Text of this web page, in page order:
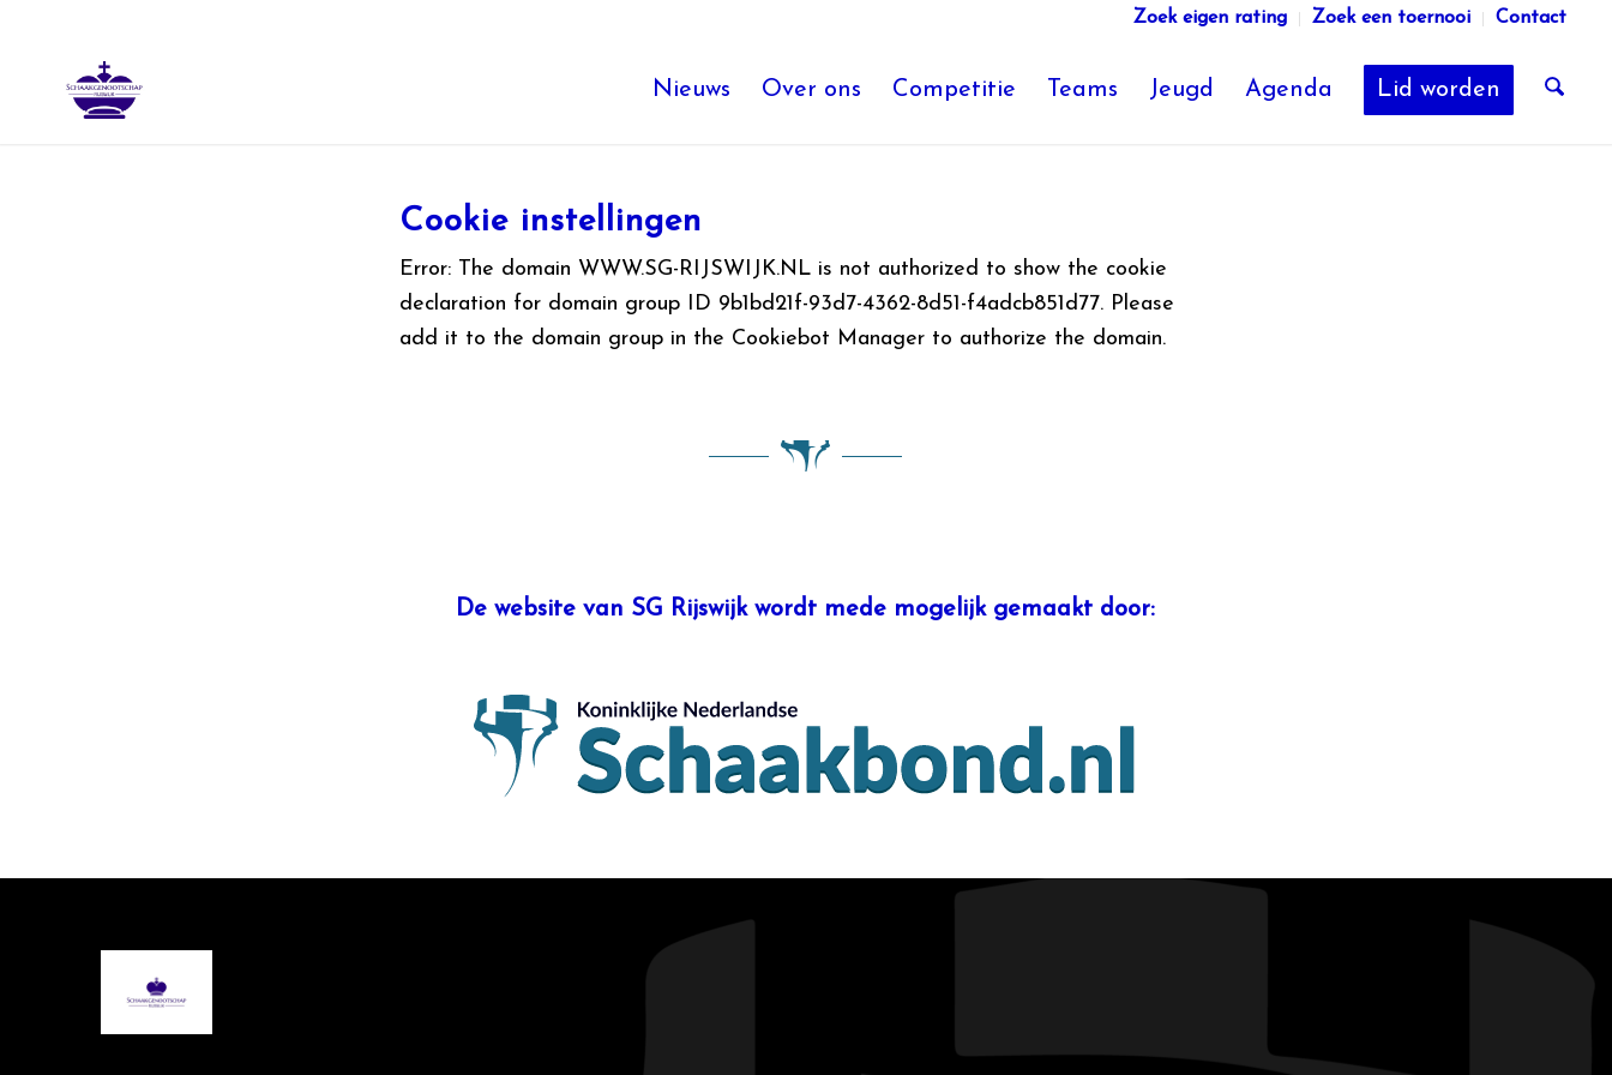
Zoek eigen rating Zoek een toernooi Contact
Nieuws Over ons Competitie Teams Jeugd Agenda Lid worden
Cookie instellingen
Error: The domain WWW.SG-RIJSWIJK.NL is not authorized to show the cookie
declaration for domain group ID 9b1bd21f-93d7-4362-8d51-f4adcb851d77. Please
add it to the domain group in the Cookiebot Manager to authorize the domain.
De website van SG Rijswijk wordt mede mogelijk gemaakt door: